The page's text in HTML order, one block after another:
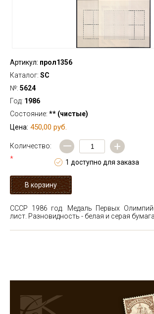
Артикул: прол1356
Каталог: SC
№: 5624
Год: 1986
Состояние: ** (чистые)
Цена: 450,00 руб.
Количество:
*
— +
1 доступно для заказа
СССР 1986 год. Медаль Первых
лист. Разновидность - белая и серая